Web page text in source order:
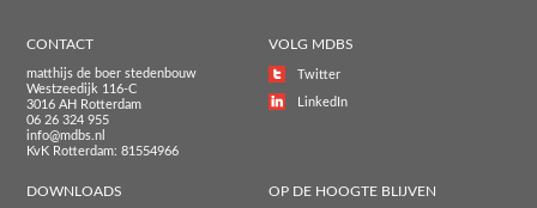
CONTACT
matthijs de boer stedenbouw
Westzeedijk 116-C
3016 AH Rotterdam
06 26 324 955
info@mdbs.nl
KvK Rotterdam: 81554966
VOLG MDBS
Twitter
LinkedIn
DOWNLOADS OP DE HOOGTE BLIJVEN